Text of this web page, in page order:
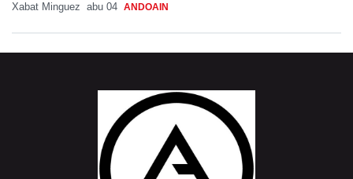
Xabat Minguez abu 04 ANDOAIN